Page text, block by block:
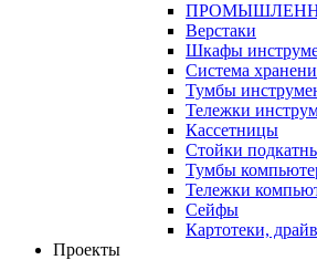
Верстаки
Шкафы
Система
Тумбы
Тележки
Кассетницы
Стойки
Тумбы
Тележки
Сейфы
Картотеки,
Проекты